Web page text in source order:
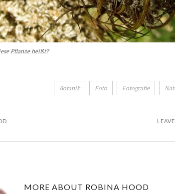
Pflanze heißt?
Botanik Foto Fotografie
MORE ABOUT ROBINA HOOD